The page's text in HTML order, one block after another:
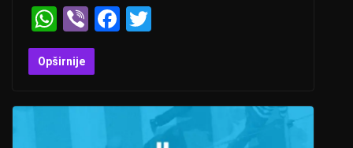
W
h
at
Vi
b
er
F
Opširnije